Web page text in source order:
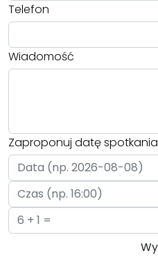
Telefon
Wiadomość
Zaproponuj datę spotkania